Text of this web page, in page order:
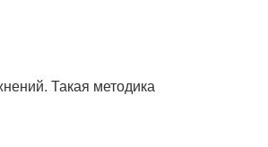
Такая методика